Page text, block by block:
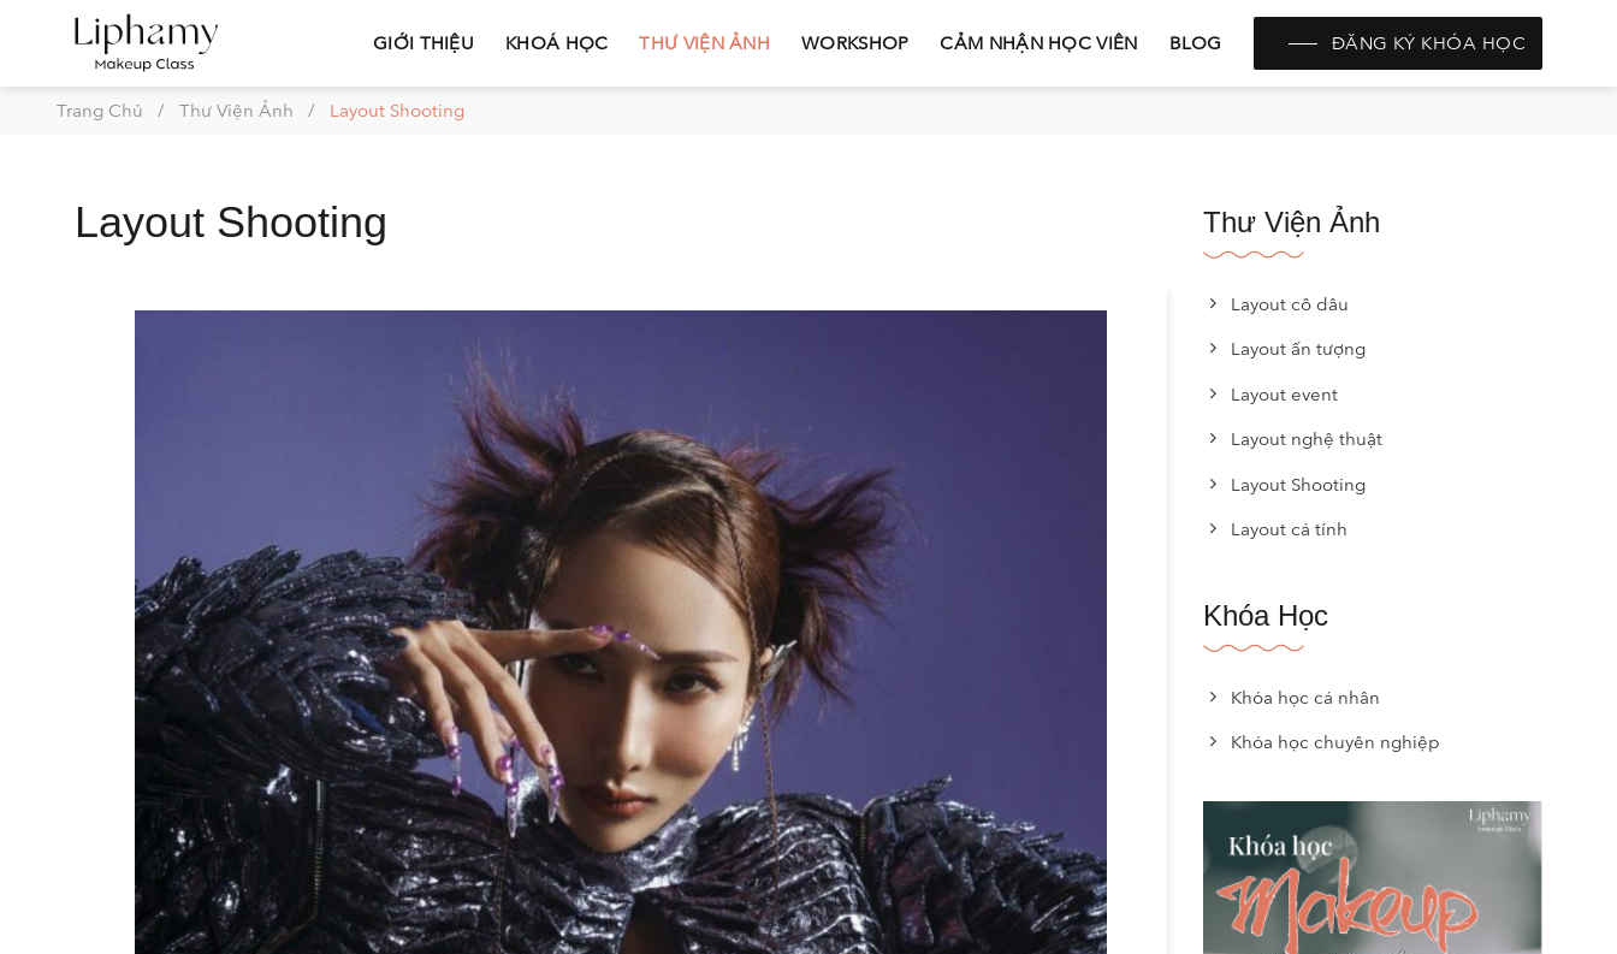
dung
GIỚI THIỆU KHOÁ HỌC THƯ VIỆN ẢNH WORKSHOP CẢM NHẬN HỌC VIÊN BLOG ĐĂNG KÝ KHÓA HỌC
Trang Chủ / Thư Viện Ảnh / Layout Shooting
Layout Shooting Thư Viện Ảnh
Layout cô dâu
Layout ấn tượng
Layout event
Layout nghệ thuật
Layout Shooting
Layout cá tính
Khóa Học
Khóa học cá nhân
Khóa học chuyên nghiệp